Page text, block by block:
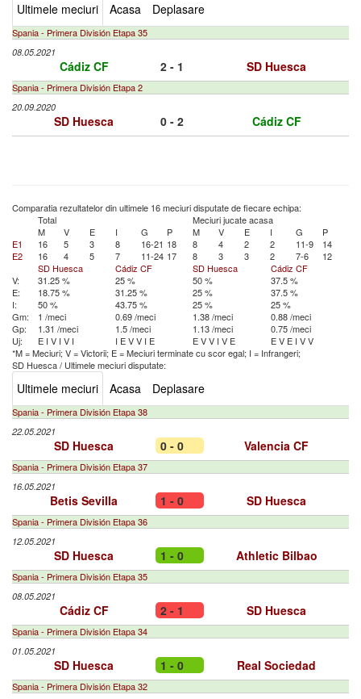
Ultimele meciuri Acasa Deplasare
Spania - Primera División Etapa 35
08.05.2021
Cádiz CF 2 - 1 SD Huesca
Spania - Primera División Etapa 2
20.09.2020
SD Huesca 0 - 2 Cádiz CF
Comparatia rezultatelor din ultimele 16 meciuri disputate de fiecare echipa:
Total
Meciuri jucate acasa
M
V E I G P M V E I G
P
E1
16 5 3 8 16-21 18 8 4 2 2 11-9
14
E2
16 4 5 7 11-24 17 8 3 3 2 7-6
12
SD Huesca
Cádiz CF SD Huesca
Cádiz CF
V:
31.25 % 25 % 50 %
37.5 %
E:
18.75 % 31.25 % 25 %
37.5 %
I:
50 % 43.75 % 25 %
25 %
Gm:
1 /meci 0.69 /meci 1.38 /meci
0.88 /meci
Gp:
1.31 /meci 1.5 /meci 1.13 /meci
0.75 /meci
Uj:
E I V I V I I EVV I E EVV I V E EV E I VV
*M = Meciuri; V = Victorii; E = Meciuri terminate cu scor egal; I = Infrangeri;
SD Huesca/ Ultimele meciuri disputate:
Ultimele meciuri Acasa Deplasare
Spania - Primera División Etapa 38
22.05.2021
SD Huesca 0 - 0 Valencia CF
Spania - Primera División Etapa 37
16.05.2021
Betis Sevilla 1 - 0 SD Huesca
Spania - Primera División Etapa 36
12.05.2021
SD Huesca 1 - 0 Athletic Bilbao
Spania - Primera División Etapa 35
08.05.2021
Cádiz CF 2 - 1 SD Huesca
Spania - Primera División Etapa 34
01.05.2021
SD Huesca 1 - 0 Real Sociedad
Spania - Primera División Etapa 32